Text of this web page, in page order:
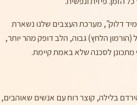
דלוק", מערכת העצבים שלנו נשארת
(הורמון הלחץ) גבוה, הלב דופק מהר יותר,
מתכונן לסכנה שלא באמת קיימת.
בלילה, קוצר רוח עם אנשים שאוהבים,